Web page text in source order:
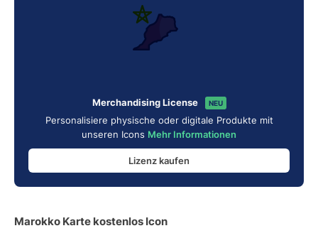
Merchandising License NEU
Personalisiere physische oder digitale Produkte mit
unseren Icons Mehr Informationen
Lizenz kaufen
Marokko Karte kostenlos Icon